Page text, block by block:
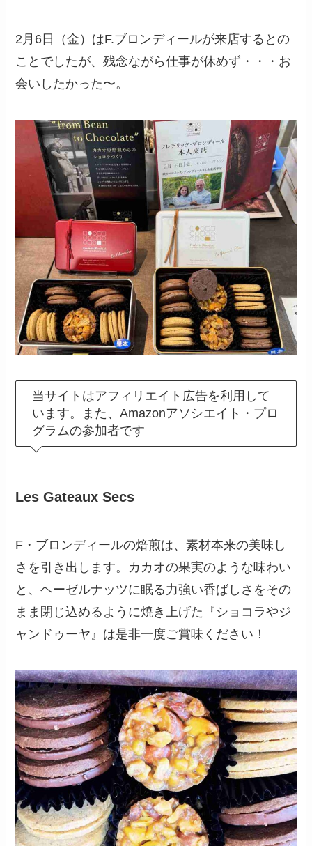
2月6日（金）はF.ブロンディールが来店するとの
ことでしたが、残念ながら仕事が休めず・・・お
会いしたかった〜。
当サイトはアフィリエイト広告を利用して
います。また、Amazonアソシエイト・プロ
グラムの参加者です
Les Gateaux Secs
F・ブロンディールの焙煎は、素材本来の美味し
さを引き出します。カカオの果実のような味わい
と、ヘーゼルナッツに眠る力強い香ばしさをその
まま閉じ込めるように焼き上げた『ショコラやジ
ャンドゥーヤ』は是非一度ご賞味ください！